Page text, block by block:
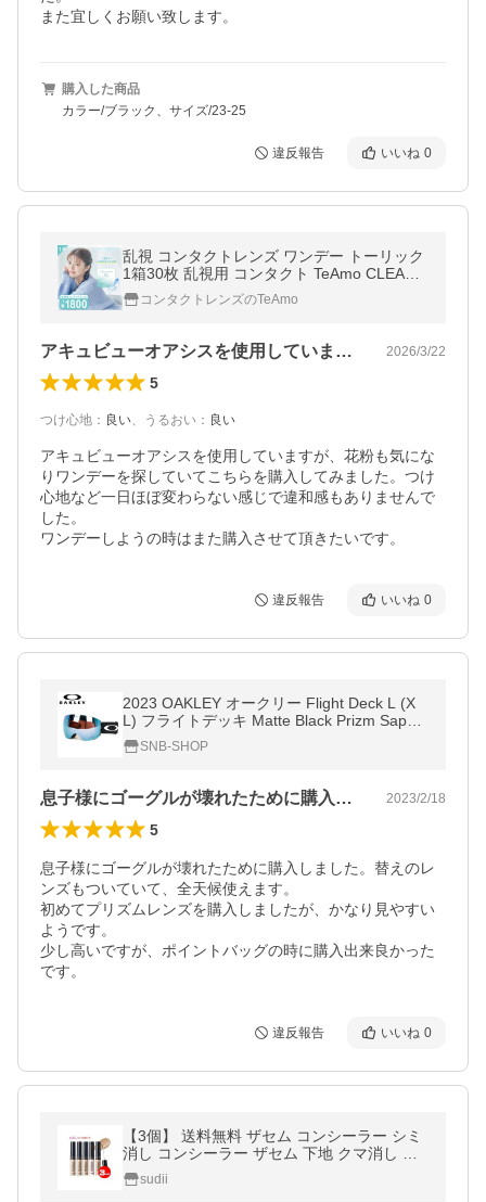
また宜しくお願い致します。
購入した商品
カラー/ブラック、サイズ/23-25
違反報告 いいね 0
乱視 コンタクトレンズ ワンデー トーリック
1箱30枚 乱視用 コンタクト TeAmo CLEAR 1
DAY Toric 高含水 ティアモ
コンタクトレンズのTeAmo
アキュビューオアシスを使用していますが… 2026/3/22
5
つけ心地 ： 良い、 うるおい ： 良い
アキュビューオアシスを使用していますが、花粉も気にな
りワンデーを探していてこちらを購入してみました。つけ
心地など一日ほぼ変わらない感じで違和感もありませんで
した。
ワンデーしようの時はまた購入させて頂きたいです。
違反報告 いいね 0
2023 OAKLEY オークリー Flight Deck L (X
L) フライトデッキ Matte Black Prizm Sapphi
re Iridium&amp;Prizm Clear OO7050-C6
【日本正規品/ゴーグル】
SNB-SHOP
息子様にゴーグルが壊れたために購入しま… 2023/2/18
5
息子様にゴーグルが壊れたために購入しました。替えのレ
ンズもついていて、全天候使えます。
初めてプリズムレンズを購入しましたが、かなり見やすい
ようです。
少し高いですが、ポイントバッグの時に購入出来良かった
です。
違反報告 いいね 0
【3個】 送料無料 ザセム コンシーラー シミ
消し コンシーラー ザセム 下地 クマ消し 韓
国コスメ
sudii